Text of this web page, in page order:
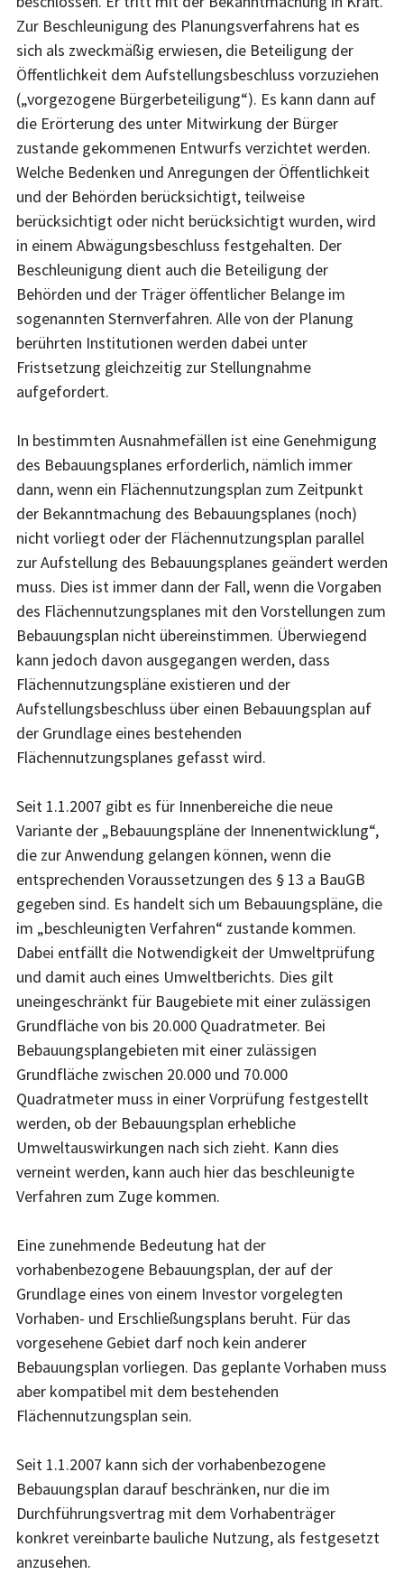
Zur Beschleunigung des Planungsverfahrens hat es
sich als zweckmäßig erwiesen, die Beteiligung der
Öffentlichkeit dem Aufstellungsbeschluss vorzuziehen
(„vorgezogene Bürgerbeteiligung“). Es kann dann auf
die Erörterung des unter Mitwirkung der Bürger
zustande gekommenen Entwurfs verzichtet werden.
Welche Bedenken und Anregungen der Öffentlichkeit
und der Behörden berücksichtigt, teilweise
berücksichtigt oder nicht berücksichtigt wurden, wird
in einem Abwägungsbeschluss festgehalten. Der
Beschleunigung dient auch die Beteiligung der
Behörden und der Träger öffentlicher Belange im
sogenannten Sternverfahren. Alle von der Planung
berührten Institutionen werden dabei unter
Fristsetzung gleichzeitig zur Stellungnahme
aufgefordert.
In bestimmten Ausnahmefällen ist eine Genehmigung
des Bebauungsplanes erforderlich, nämlich immer
dann, wenn ein Flächennutzungsplan zum Zeitpunkt
der Bekanntmachung des Bebauungsplanes (noch)
nicht vorliegt oder der Flächennutzungsplan parallel
zur Aufstellung des Bebauungsplanes geändert werden
muss. Dies ist immer dann der Fall, wenn die Vorgaben
des Flächennutzungsplanes mit den Vorstellungen zum
Bebauungsplan nicht übereinstimmen. Überwiegend
kann jedoch davon ausgegangen werden, dass
Flächennutzungspläne existieren und der
Aufstellungsbeschluss über einen Bebauungsplan auf
der Grundlage eines bestehenden
Flächennutzungsplanes gefasst wird.
Seit 1.1.2007 gibt es für Innenbereiche die neue
Variante der „Bebauungspläne der Innenentwicklung“,
die zur Anwendung gelangen können, wenn die
entsprechenden Voraussetzungen des § 13 a BauGB
gegeben sind. Es handelt sich um Bebauungspläne, die
im „beschleunigten Verfahren“ zustande kommen.
Dabei entfällt die Notwendigkeit der Umweltprüfung
und damit auch eines Umweltberichts. Dies gilt
uneingeschränkt für Baugebiete mit einer zulässigen
Grundfläche von bis 20.000 Quadratmeter. Bei
Bebauungsplangebieten mit einer zulässigen
Grundfläche zwischen 20.000 und 70.000
Quadratmeter muss in einer Vorprüfung festgestellt
werden, ob der Bebauungsplan erhebliche
Umweltauswirkungen nach sich zieht. Kann dies
verneint werden, kann auch hier das beschleunigte
Verfahren zum Zuge kommen.
Eine zunehmende Bedeutung hat der
vorhabenbezogene Bebauungsplan, der auf der
Grundlage eines von einem Investor vorgelegten
Vorhaben- und Erschließungsplans beruht. Für das
vorgesehene Gebiet darf noch kein anderer
Bebauungsplan vorliegen. Das geplante Vorhaben muss
aber kompatibel mit dem bestehenden
Flächennutzungsplan sein.
Seit 1.1.2007 kann sich der vorhabenbezogene
Bebauungsplan darauf beschränken, nur die im
Durchführungsvertrag mit dem Vorhabenträger
konkret vereinbarte bauliche Nutzung, als festgesetzt
anzusehen.